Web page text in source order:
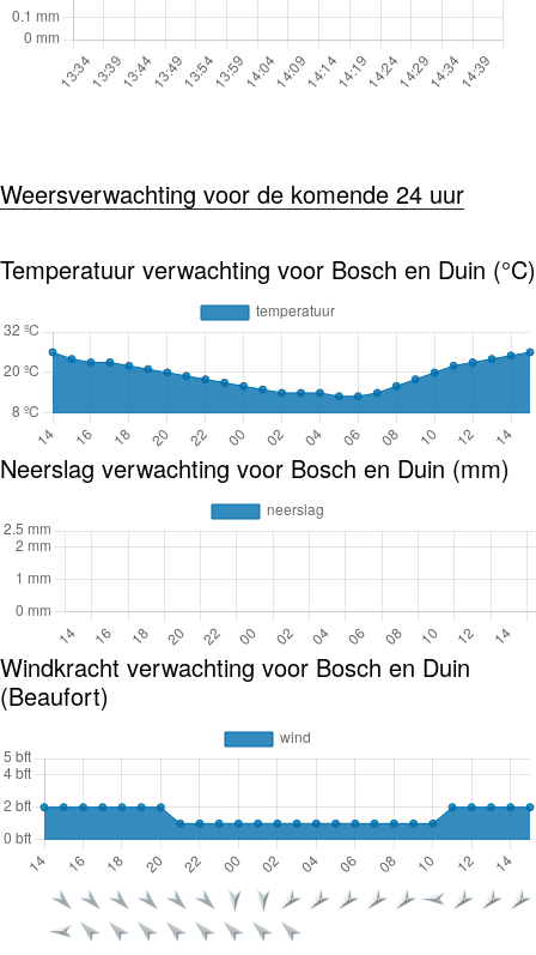
Weersverwachting voor de komende 24 uur
Temperatuur verwachting voor Bosch en Duin (°C)
Neerslag verwachting voor Bosch en Duin (mm)
Windkracht verwachting voor Bosch en Duin
(Beaufort)